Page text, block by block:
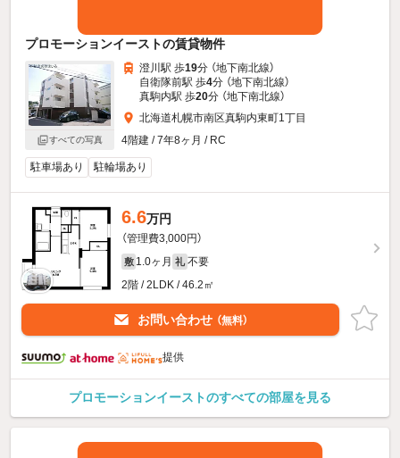
プロモーションイーストの賃貸物件
すべての写真
澄川駅 歩19分 （地下南北線）
自衛隊前駅 歩4分 （地下南北線）
真駒内駅 歩20分 （地下南北線）
北海道札幌市南区真駒内東町1丁目
4階建 / 7年8ヶ月 / RC
駐車場あり 駐輪場あり
6.6万円
（管理費3,000円）
敷 1.0ヶ月 礼 不要
2階 / 2LDK / 46.2㎡
お問い合わせ （無料）
提供
プロモーションイーストのすべての部屋を見る